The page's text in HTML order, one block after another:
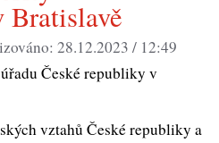
Bratislavě
28.12.2023 / 12:49
České republiky v
vztahů České republiky a